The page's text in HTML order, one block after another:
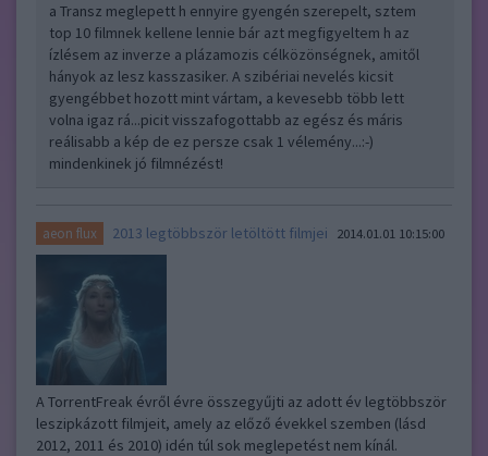
a Transz meglepett h ennyire gyengén szerepelt, sztem
top 10 filmnek kellene lennie bár azt megfigyeltem h az
ízlésem az inverze a plázamozis célközönségnek, amitől
hányok az lesz kasszasiker. A szibériai nevelés kicsit
gyengébbet hozott mint vártam, a kevesebb több lett
volna igaz rá...picit visszafogottabb az egész és máris
reálisabb a kép de ez persze csak 1 vélemény...:-)
mindenkinek jó filmnézést!
aeon flux 2013 legtöbbször letöltött filmjei 2014.01.01 10:15:00
A TorrentFreak évről évre összegyűjti az adott év legtöbbször
leszipkázott filmjeit, amely az előző évekkel szemben (lásd
2012, 2011 és 2010) idén túl sok meglepetést nem kínál.